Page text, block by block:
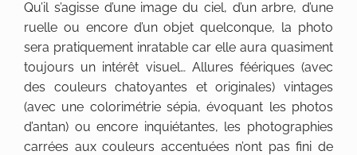
Qu’il s’agisse d’une image du ciel, d’un arbre, d’une
ruelle ou encore d’un objet quelconque, la photo
sera pratiquement inratable car elle aura quasiment
toujours un intérêt visuel… Allures féériques (avec
des couleurs chatoyantes et originales) vintages
(avec une colorimétrie sépia, évoquant les photos
d’antan) ou encore inquiétantes, les photographies
carrées aux couleurs accentuées n’ont pas fini de